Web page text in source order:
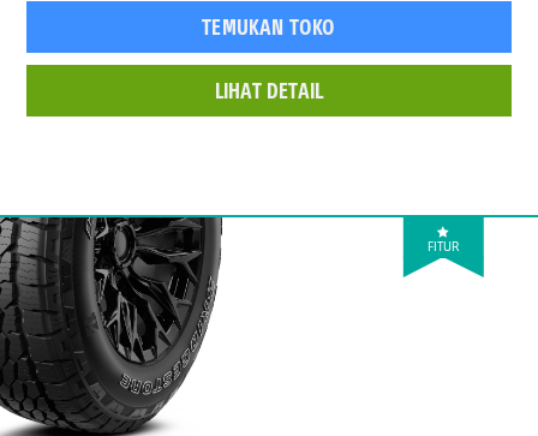
TEMUKAN TOKO
LIHAT DETAIL
FITUR